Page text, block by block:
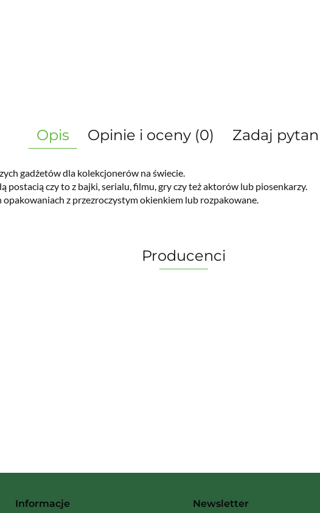
Opis Opinie i oceny (0) Zadaj
gadżetów dla kolekcjonerów na świecie.
postacią czy to z bajki, serialu, filmu, gry czy też aktorów lub piosenkarzy.
opakowaniach z przezroczystym okienkiem lub rozpakowane.
Producenci
Informacje Newsletter